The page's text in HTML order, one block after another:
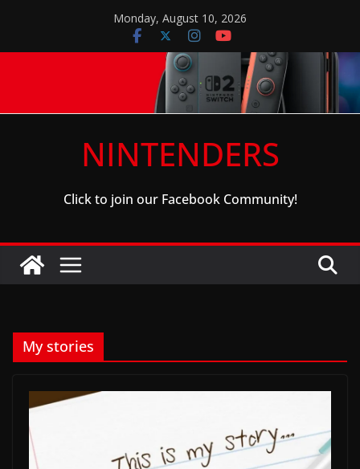
content
Monday, August 10, 2026
NINTENDERS
Click to join our Facebook Community!
My stories